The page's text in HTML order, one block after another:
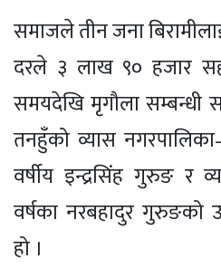
समाजले तीन जना
दरले ३ लाख ९० हजार
समयदेखि मृगौला सम्बन्धी
तनहुँको व्यास
वर्षीय इन्द्रसिंह गुरुङ र
वर्षका नरबहादुर गुरुङको
हो ।